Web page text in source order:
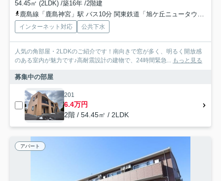
54.45㎡ (2LDK) /築16年 /2階建
鹿島線「鹿島神宮」駅 バス10分 関東鉄道「旭ケ丘ニュータウン」 停歩1分
インターネット対応 公共下水
人気の角部屋・2LDKのご紹介です！南向きで窓が多く、明るく開放感
のある室内が魅力です♪高耐震設計の建物で、24時間緊急... もっと見る
募集中の部屋
201
6.4万円
2階 / 54.45㎡ / 2LDK
アパート